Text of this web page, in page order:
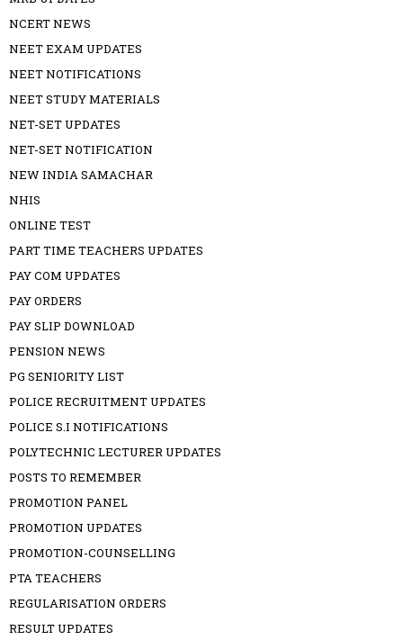
NCERT NEWS
NEET EXAM UPDATES
NEET NOTIFICATIONS
NEET STUDY MATERIALS
NET-SET UPDATES
NET-SET NOTIFICATION
NEW INDIA SAMACHAR
NHIS
ONLINE TEST
PART TIME TEACHERS UPDATES
PAY COM UPDATES
PAY ORDERS
PAY SLIP DOWNLOAD
PENSION NEWS
PG SENIORITY LIST
POLICE RECRUITMENT UPDATES
POLICE S.I NOTIFICATIONS
POLYTECHNIC LECTURER UPDATES
POSTS TO REMEMBER
PROMOTION PANEL
PROMOTION UPDATES
PROMOTION-COUNSELLING
PTA TEACHERS
REGULARISATION ORDERS
RESULT UPDATES